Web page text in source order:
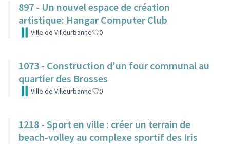
897 - Un nouvel espace de création
artistique: Hangar Computer Club
Ville de Villeurbanne 0
1073 - Construction d'un four communal au
quartier des Brosses
Ville de Villeurbanne 0
1218 - Sport en ville : créer un terrain de
beach-volley au complexe sportif des Iris